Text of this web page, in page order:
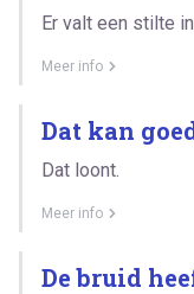
Er valt een stilte
Meer info
Dat kan
Dat loont.
Meer info
De bruid